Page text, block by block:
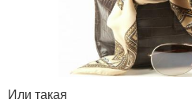
Или такая